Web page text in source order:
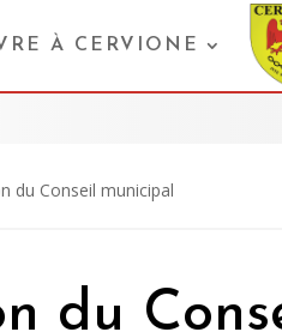
À CERVIONE
du Conseil municipal
du